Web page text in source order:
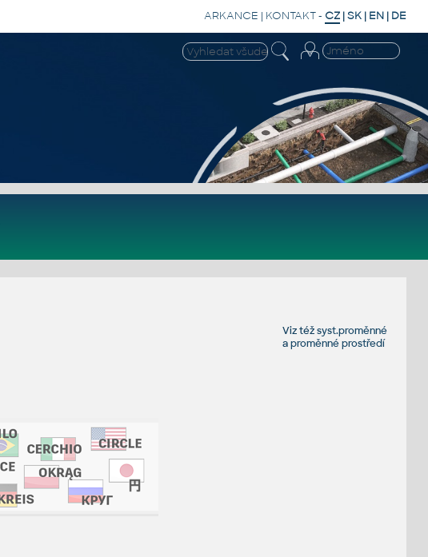
ARKANCE | KONTAKT- CZ |SK | EN | DE
Viz téžsyst.proměnné
aproměnné prostředí